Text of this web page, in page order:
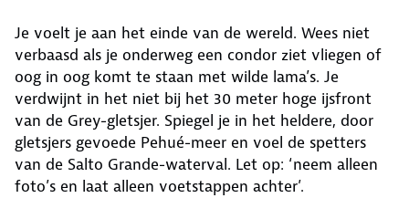
Je voelt je aan het einde van de wereld. Wees niet
verbaasd als je onderweg een condor ziet vliegen of
oog in oog komt te staan met wilde lama’s. Je
verdwijnt in het niet bij het 30 meter hoge ijsfront
van de Grey-gletsjer. Spiegel je in het heldere, door
gletsjers gevoede Pehué-meer en voel de spetters
van de Salto Grande-waterval. Let op: ‘neem alleen
foto’s en laat alleen voetstappen achter’.